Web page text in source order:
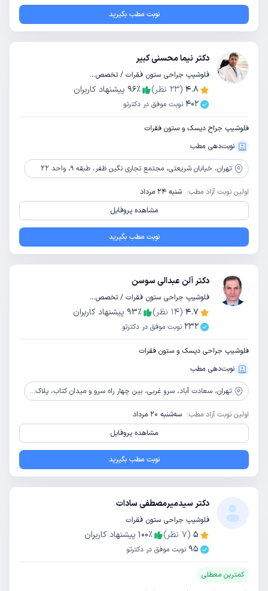
نوبت مطب بگیرید
دکتر نیما محسنی کبیر
فلوشیپ جراحی ستون فقرات / تخصص جراحی مغز و اعصاب
4.8
(
23 نظر) 96٪
پیشنهاد کاربران
402 نوبت موفق در دکترتو
فلوشیپ جراح دیسک و ستون فقرات
نوبت‌دهی مطب
تهران، خیابان شریعتی، مجتمع تجاری نگین ظفر، طبقه 9، واحد 22
اولین نوبت آزاد مطب: شنبه 24 مرداد
مشاهده پروفایل
نوبت مطب بگیرید
دکتر آلن عبدالی سوسن
فلوشیپ جراحی ستون فقرات / تخصص ارتوپدی
4.7
(
14 نظر) 93٪
پیشنهاد کاربران
232 نوبت موفق در دکترتو
فلوشیپ جراحی دیسک و ستون فقرات
نوبت‌دهی مطب
تهران، سعادت آباد، سرو غربی، بین چهار راه سرو و میدان کتاب، پلاک 121، طبقه 4
اولین نوبت آزاد مطب: سه‌شنبه 20 مرداد
مشاهده پروفایل
نوبت مطب بگیرید
دکتر سیدمیرمصطفی سادات
فلوشیپ جراحی ستون فقرات
5
(
7 نظر) 100٪
پیشنهاد کاربران
95 نوبت موفق در دکترتو
کمترین معطلی